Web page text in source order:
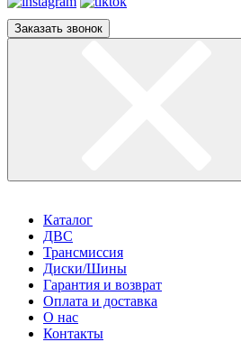
Заказать звонок
Каталог
ДВС
Трансмиссия
Диски/Шины
Гарантия и возврат
Оплата и доставка
О нас
Контакты